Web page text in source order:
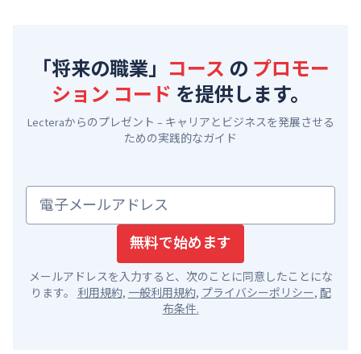
「将来の職業」 コース の プロモー
ション コード を提供します。
Lecteraからのプレゼント – キャリアとビジネスを発展させる
ための実践的なガイド
電子メールアドレス
無料で始めます
メールアドレスを入力すると、次のことに同意したことにな
ります。 利用規約,一般利用規約,プライバシーポリシー,配
布条件.